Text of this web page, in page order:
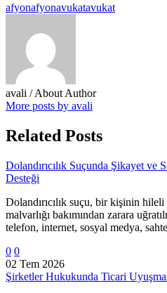
afyonafyonavukatavukat
avali / About Author
More posts by avali
Related Posts
Dolandırıcılık Suçunda Şikayet
Desteği
Dolandırıcılık suçu, bir kişinin hileli
malvarlığı bakımından zarara
telefon, internet, sosyal medya,
0 0
02 Tem 2026
Şirketler Hukukunda Ticari